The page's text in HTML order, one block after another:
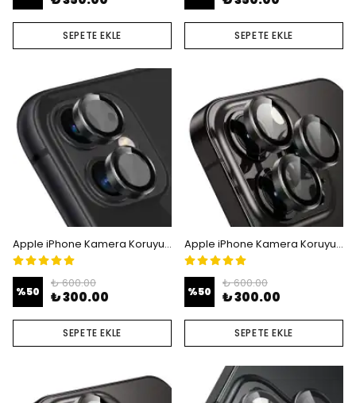
SEPETE EKLE SEPETE EKLE
Apple iPhone Kamera Koruyucu Lens - iPhone 11 - 12 - 12 mini
%50
₺ 600.00
₺ 300.00
SEPETE EKLE
Apple iPhone Kamera Koruyucu Lens - iPhone 11 Pro - 11 Pro Max - 12 Pro
%50
₺ 600.00
₺ 300.00
SEPETE EKLE